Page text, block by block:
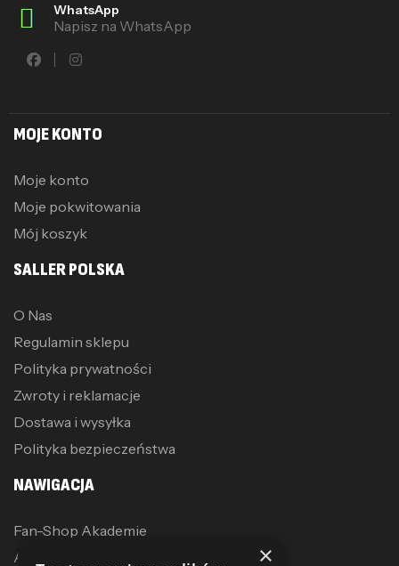
WhatsApp
Napisz na WhatsApp
MOJE KONTO
Moje konto
Moje pokwitowania
Mój koszyk
SALLER POLSKA
O Nas
Regulamin sklepu
Polityka prywatności
Zwroty i reklamacje
Dostawa i wysyłka
Polityka bezpieczeństwa
NAWIGACJA
Fan-Shop Akademie
Akcesoria treningowe
×